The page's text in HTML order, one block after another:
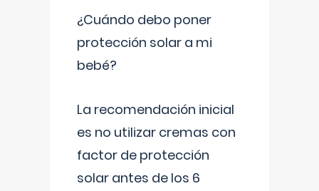
¿Cuándo debo poner
protección solar a mi
bebé?
La recomendación inicial
es no utilizar cremas con
factor de protección
solar antes de los 6